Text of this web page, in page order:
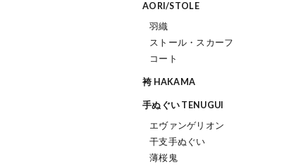
AORI/STOLE
羽織
ストール・スカーフ
コート
袴 HAKAMA
手ぬぐい TENUGUI
エヴァンゲリオン
干支手ぬぐい
薄桜鬼